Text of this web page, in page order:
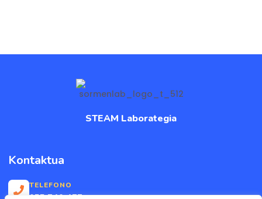
STEAM Laborategia
Kontaktua
TELEFONO